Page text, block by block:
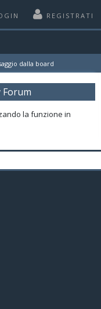
REGISTRATI
dalla board
la funzione in